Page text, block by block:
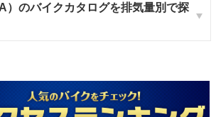
）のバイクカタログを排気量別で探